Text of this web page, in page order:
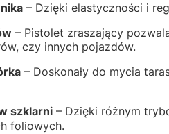
– Dzięki elastyczności i
– Pistolet zraszający
czy innych pojazdów.
– Doskonały do mycia
szklarni– Dzięki różnym
foliowych.